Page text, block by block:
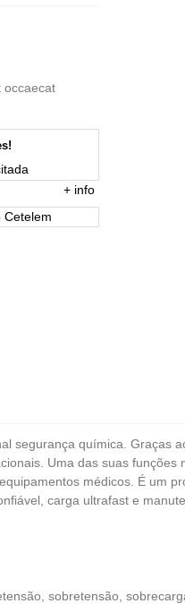
occaecat
+ info
segurança química. Graças
Uma das suas funções
médicos. É um
carga ultrafast e
sobretensão,